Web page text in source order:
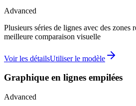
Advanced
Plusieurs séries de lignes avec des zones
meilleure comparaison visuelle
Voir les détailsUtiliser le modèle
Graphique en lignes empilées
Advanced